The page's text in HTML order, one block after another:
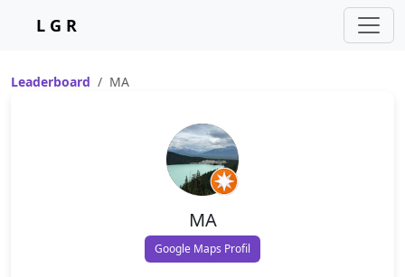
L G R
Leaderboard MA
MA
Google Maps Profil